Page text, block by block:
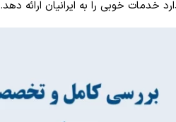
خدمات خوبی را به ایرانیان ارائه دهد.